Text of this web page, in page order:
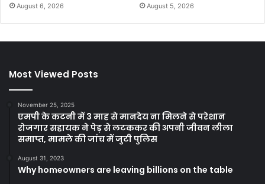
August 6, 2026 August 5, 2026
Most Viewed Posts
November 25, 2025
एमपी के कटनी में 3 माह से मानदेय ना मिलने से परेशान
रोजगार सहायक ने पेड़ से लटककर की अपनी जीवन लीला
समाप्त, मामले की जांच में जुटी पुलिस
August 31, 2023
Why homeowners are leaving billions on the table